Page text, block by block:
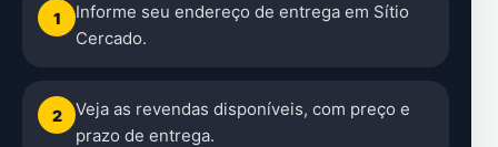
1
Informe seu endereço de entrega em Sítio
Cercado.
2
Veja as revendas disponíveis, com preço e
prazo de entrega.